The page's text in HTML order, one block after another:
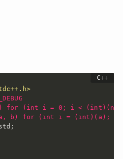
for (int i = 0; i < (int)(n);
b) for (int i = (int)(a); i
;